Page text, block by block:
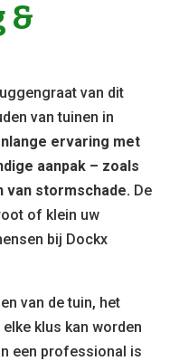
&
van dit
van tuinen in
ervaring met
aanpak – zoals
van stormschade. De
of klein uw
bij Dockx
van de tuin, het
klus kan worden
een professional is